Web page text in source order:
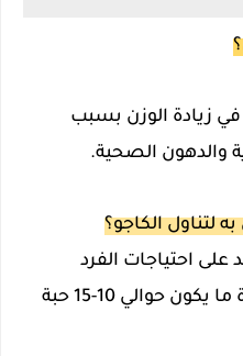
زيادة الوزن بسبب
والدهون الصحية.
على احتياجات الفرد
وأهداف زيادة وزنه، ولكن عادة ما يكون حوالي 10-15 حبة